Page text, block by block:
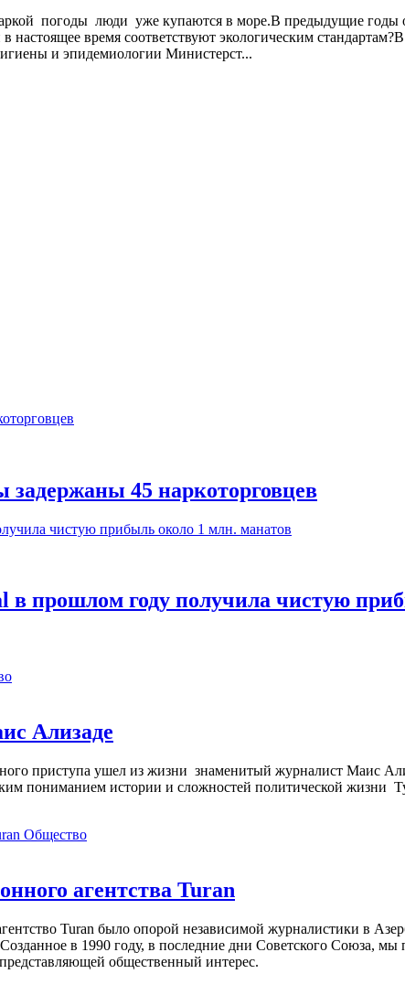
погоды люди уже купаются в море.В предыдущие годы
время соответствуют экологическим
и эпидемиологии Министерст...
45 наркоторговцев
прошлом году получила чистую
Ализаде
приступа ушел из жизни знаменитый журналист Маис
пониманием истории и сложностей политической жизни
Общество
агентства Turan
Turan было опорой независимой журналистики в
в 1990 году, в последние дни Советского Союза,
общественный интерес.